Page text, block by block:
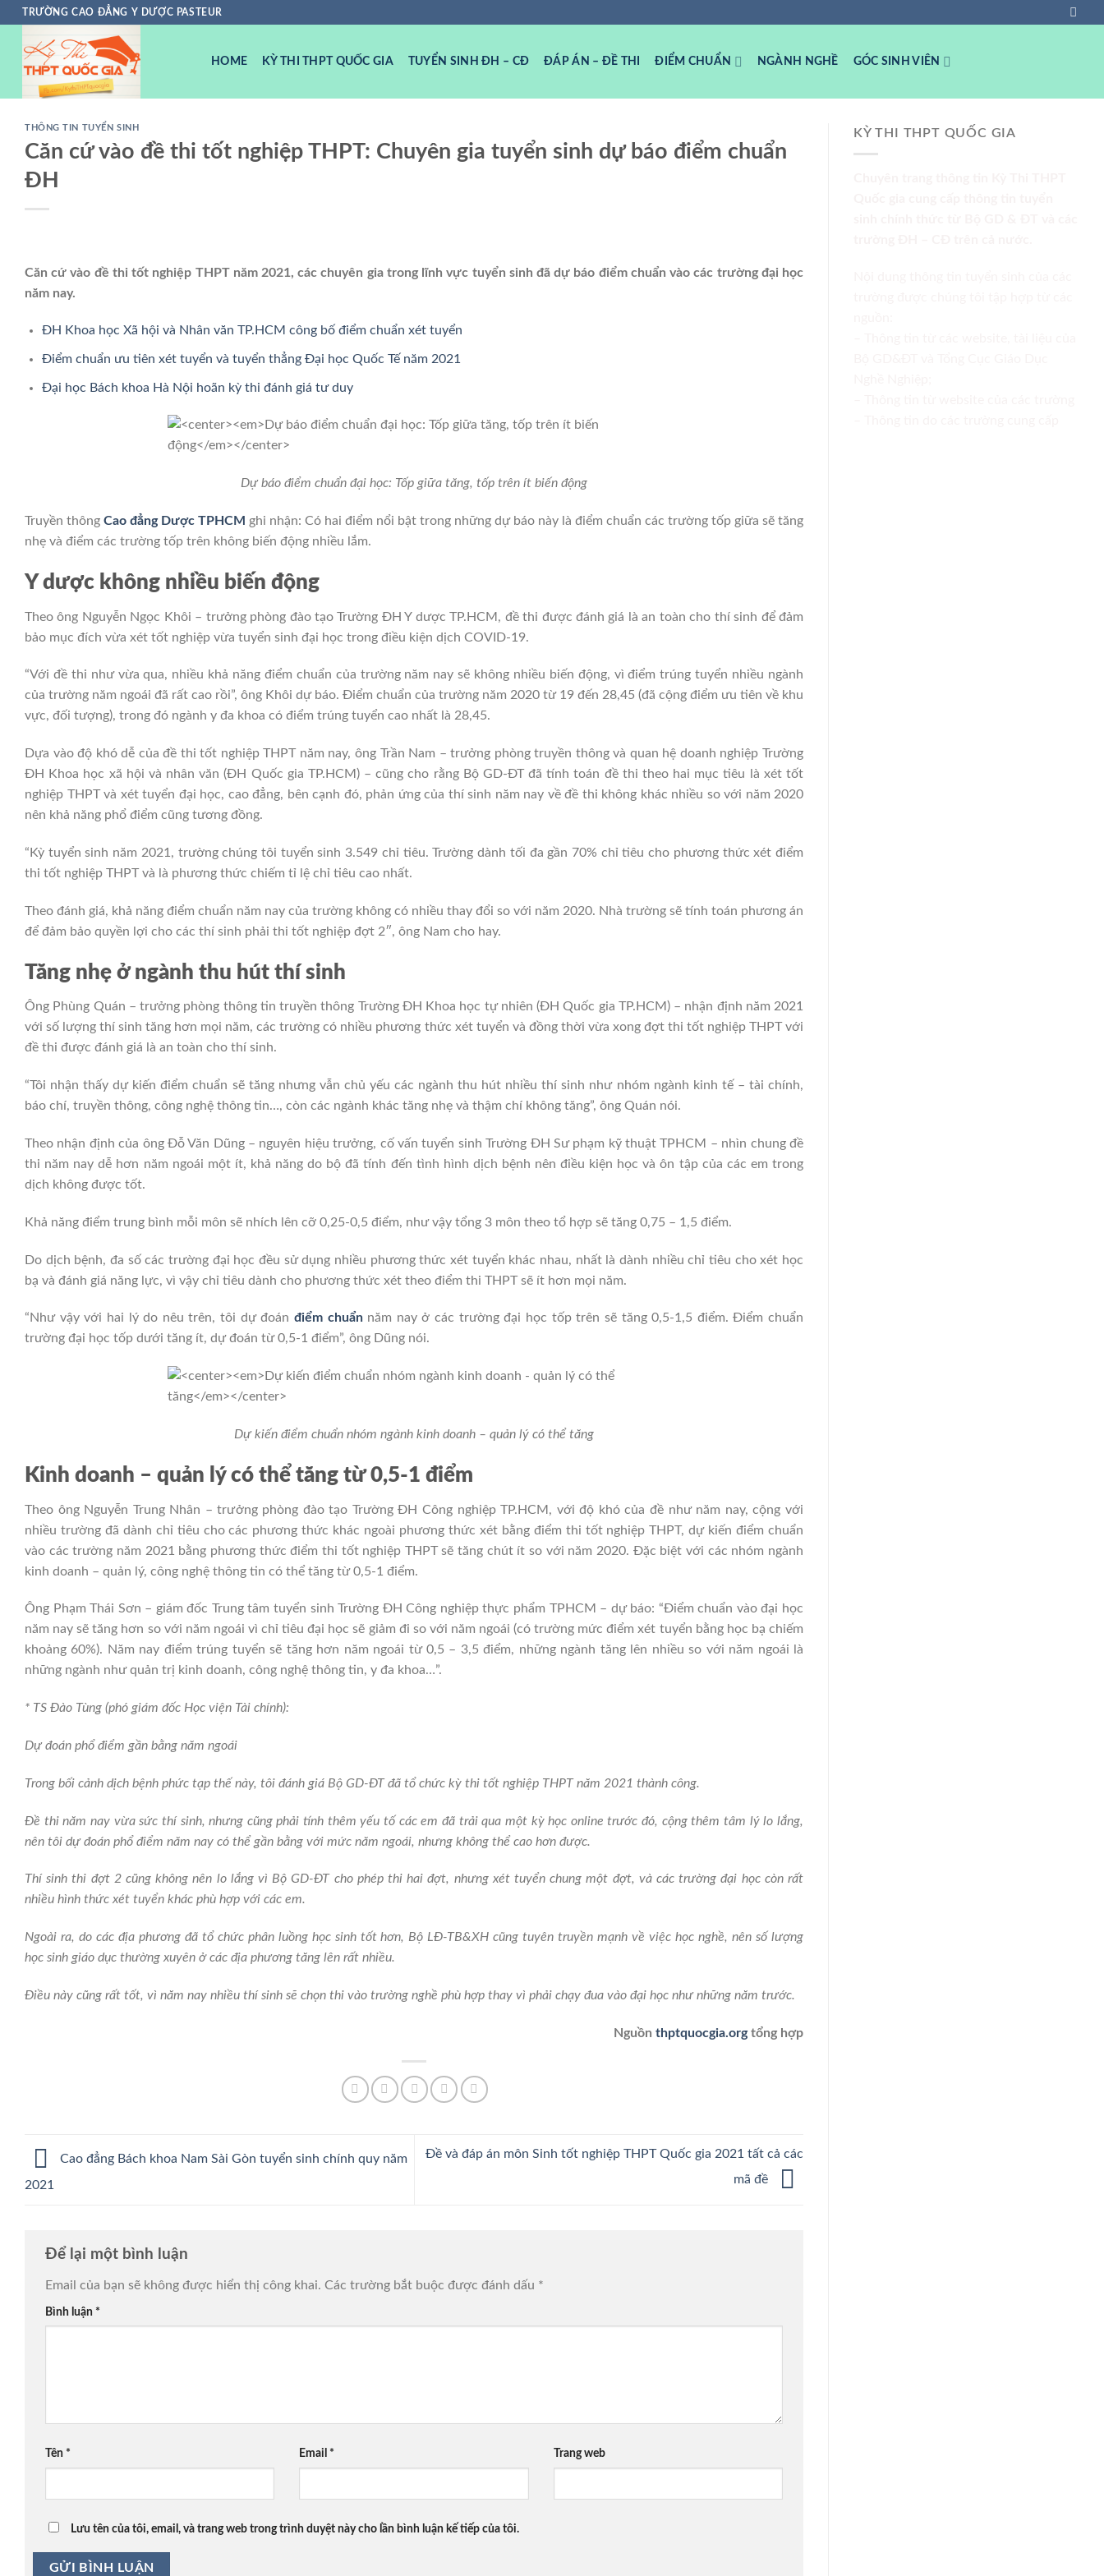
Chuyển
dung
TRƯỜNG CAO ĐẲNG Y DƯỢC PASTEUR
HOME KỲ THI THPT QUỐC GIA TUYỂN SINH ĐH – CĐ ĐÁP ÁN – ĐỀ THI ĐIỂM CHUẨN NGÀNH NGHỀ GÓC SINH VIÊN
THÔNG TIN TUYỂN SINH
Căn cứ vào đề thi tốt nghiệp THPT: Chuyên gia tuyển sinh dự báo điểm chuẩn
ĐH
Căn cứ vào đề thi tốt nghiệp THPT năm 2021, các chuyên gia trong lĩnh vực tuyển sinh đã dự báo điểm chuẩn vào các trường đại học
năm nay.
ĐH Khoa học Xã hội và Nhân văn TP.HCM công bố điểm chuẩn xét tuyển
Điểm chuẩn ưu tiên xét tuyển và tuyển thẳng Đại học Quốc Tế năm 2021
Đại học Bách khoa Hà Nội hoãn kỳ thi đánh giá tư duy
Dự báo điểm chuẩn đại học: Tốp giữa tăng, tốp trên ít biến động
Truyền thông Cao đẳng Dược TPHCM ghi nhận: Có hai điểm nổi bật trong những dự báo này là điểm chuẩn các trường tốp giữa sẽ tăng
nhẹ và điểm các trường tốp trên không biến động nhiều lắm.
Y dược không nhiều biến động
Theo ông Nguyễn Ngọc Khôi – trưởng phòng đào tạo Trường ĐH Y dược TP.HCM, đề thi được đánh giá là an toàn cho thí sinh để đảm
bảo mục đích vừa xét tốt nghiệp vừa tuyển sinh đại học trong điều kiện dịch COVID-19.
“Với đề thi như vừa qua, nhiều khả năng điểm chuẩn của trường năm nay sẽ không nhiều biến động, vì điểm trúng tuyển nhiều ngành
của trường năm ngoái đã rất cao rồi”, ông Khôi dự báo. Điểm chuẩn của trường năm 2020 từ 19 đến 28,45 (đã cộng điểm ưu tiên về khu
vực, đối tượng), trong đó ngành y đa khoa có điểm trúng tuyển cao nhất là 28,45.
Dựa vào độ khó dễ của đề thi tốt nghiệp THPT năm nay, ông Trần Nam – trưởng phòng truyền thông và quan hệ doanh nghiệp Trường
ĐH Khoa học xã hội và nhân văn (ĐH Quốc gia TP.HCM) – cũng cho rằng Bộ GD-ĐT đã tính toán đề thi theo hai mục tiêu là xét tốt
nghiệp THPT và xét tuyển đại học, cao đẳng, bên cạnh đó, phản ứng của thí sinh năm nay về đề thi không khác nhiều so với năm 2020
nên khả năng phổ điểm cũng tương đồng.
“Kỳ tuyển sinh năm 2021, trường chúng tôi tuyển sinh 3.549 chỉ tiêu. Trường dành tối đa gần 70% chỉ tiêu cho phương thức xét điểm
thi tốt nghiệp THPT và là phương thức chiếm tỉ lệ chỉ tiêu cao nhất.
Theo đánh giá, khả năng điểm chuẩn năm nay của trường không có nhiều thay đổi so với năm 2020. Nhà trường sẽ tính toán phương án
để đảm bảo quyền lợi cho các thí sinh phải thi tốt nghiệp đợt 2″, ông Nam cho hay.
Tăng nhẹ ở ngành thu hút thí sinh
Ông Phùng Quán – trưởng phòng thông tin truyền thông Trường ĐH Khoa học tự nhiên (ĐH Quốc gia TP.HCM) – nhận định năm 2021
với số lượng thí sinh tăng hơn mọi năm, các trường có nhiều phương thức xét tuyển và đồng thời vừa xong đợt thi tốt nghiệp THPT với
đề thi được đánh giá là an toàn cho thí sinh.
“Tôi nhận thấy dự kiến điểm chuẩn sẽ tăng nhưng vẫn chủ yếu các ngành thu hút nhiều thí sinh như nhóm ngành kinh tế – tài chính,
báo chí, truyền thông, công nghệ thông tin…, còn các ngành khác tăng nhẹ và thậm chí không tăng”, ông Quán nói.
Theo nhận định của ông Đỗ Văn Dũng – nguyên hiệu trưởng, cố vấn tuyển sinh Trường ĐH Sư phạm kỹ thuật TPHCM – nhìn chung đề
thi năm nay dễ hơn năm ngoái một ít, khả năng do bộ đã tính đến tình hình dịch bệnh nên điều kiện học và ôn tập của các em trong
dịch không được tốt.
Khả năng điểm trung bình mỗi môn sẽ nhích lên cỡ 0,25-0,5 điểm, như vậy tổng 3 môn theo tổ hợp sẽ tăng 0,75 – 1,5 điểm.
Do dịch bệnh, đa số các trường đại học đều sử dụng nhiều phương thức xét tuyển khác nhau, nhất là dành nhiều chỉ tiêu cho xét học
bạ và đánh giá năng lực, vì vậy chỉ tiêu dành cho phương thức xét theo điểm thi THPT sẽ ít hơn mọi năm.
“Như vậy với hai lý do nêu trên, tôi dự đoán điểm chuẩnnăm nay ở các trường đại học tốp trên sẽ tăng 0,5-1,5 điểm. Điểm chuẩn
trường đại học tốp dưới tăng ít, dự đoán từ 0,5-1 điểm”, ông Dũng nói.
Dự kiến điểm chuẩn nhóm ngành kinh doanh – quản lý có thể tăng
Kinh doanh – quản lý có thể tăng từ 0,5-1 điểm
Theo ông Nguyễn Trung Nhân – trưởng phòng đào tạo Trường ĐH Công nghiệp TP.HCM, với độ khó của đề như năm nay, cộng với
nhiều trường đã dành chỉ tiêu cho các phương thức khác ngoài phương thức xét bằng điểm thi tốt nghiệp THPT, dự kiến điểm chuẩn
vào các trường năm 2021 bằng phương thức điểm thi tốt nghiệp THPT sẽ tăng chút ít so với năm 2020. Đặc biệt với các nhóm ngành
kinh doanh – quản lý, công nghệ thông tin có thể tăng từ 0,5-1 điểm.
Ông Phạm Thái Sơn – giám đốc Trung tâm tuyển sinh Trường ĐH Công nghiệp thực phẩm TPHCM – dự báo: “Điểm chuẩn vào đại học
năm nay sẽ tăng hơn so với năm ngoái vì chỉ tiêu đại học sẽ giảm đi so với năm ngoái (có trường mức điểm xét tuyển bằng học bạ chiếm
khoảng 60%). Năm nay điểm trúng tuyển sẽ tăng hơn năm ngoái từ 0,5 – 3,5 điểm, những ngành tăng lên nhiều so với năm ngoái là
những ngành như quản trị kinh doanh, công nghệ thông tin, y đa khoa…”.
* TS Đào Tùng (phó giám đốc Học viện Tài chính):
Dự đoán phổ điểm gần bằng năm ngoái
Trong bối cảnh dịch bệnh phức tạp thế này, tôi đánh giá Bộ GD-ĐT đã tổ chức kỳ thi tốt nghiệp THPT năm 2021 thành công.
Đề thi năm nay vừa sức thí sinh, nhưng cũng phải tính thêm yếu tố các em đã trải qua một kỳ học online trước đó, cộng thêm tâm lý lo lắng,
nên tôi dự đoán phổ điểm năm nay có thể gần bằng với mức năm ngoái, nhưng không thể cao hơn được.
Thí sinh thi đợt 2 cũng không nên lo lắng vì Bộ GD-ĐT cho phép thi hai đợt, nhưng xét tuyển chung một đợt, và các trường đại học còn rất
nhiều hình thức xét tuyển khác phù hợp với các em.
Ngoài ra, do các địa phương đã tổ chức phân luồng học sinh tốt hơn, Bộ LĐ-TB&XH cũng tuyên truyền mạnh về việc học nghề, nên số lượng
học sinh giáo dục thường xuyên ở các địa phương tăng lên rất nhiều.
Điều này cũng rất tốt, vì năm nay nhiều thí sinh sẽ chọn thi vào trường nghề phù hợp thay vì phải chạy đua vào đại học như những năm trước.
Nguồn thptquocgia.orgtổng hợp
Cao đẳng Bách khoa Nam Sài Gòn tuyển sinh chính quy năm
2021
Đề và đáp án môn Sinh tốt nghiệp THPT Quốc gia 2021 tất cả các
mã đề
Để lại một bình luận
Email của bạn sẽ không được hiển thị công khai. Các trường bắt buộc được đánh dấu *
Bình luận *
Tên * Email * Trang web
Lưu tên của tôi, email, và trang web trong trình duyệt này cho lần bình luận kế tiếp của tôi.
KỲ THI THPT QUỐC GIA